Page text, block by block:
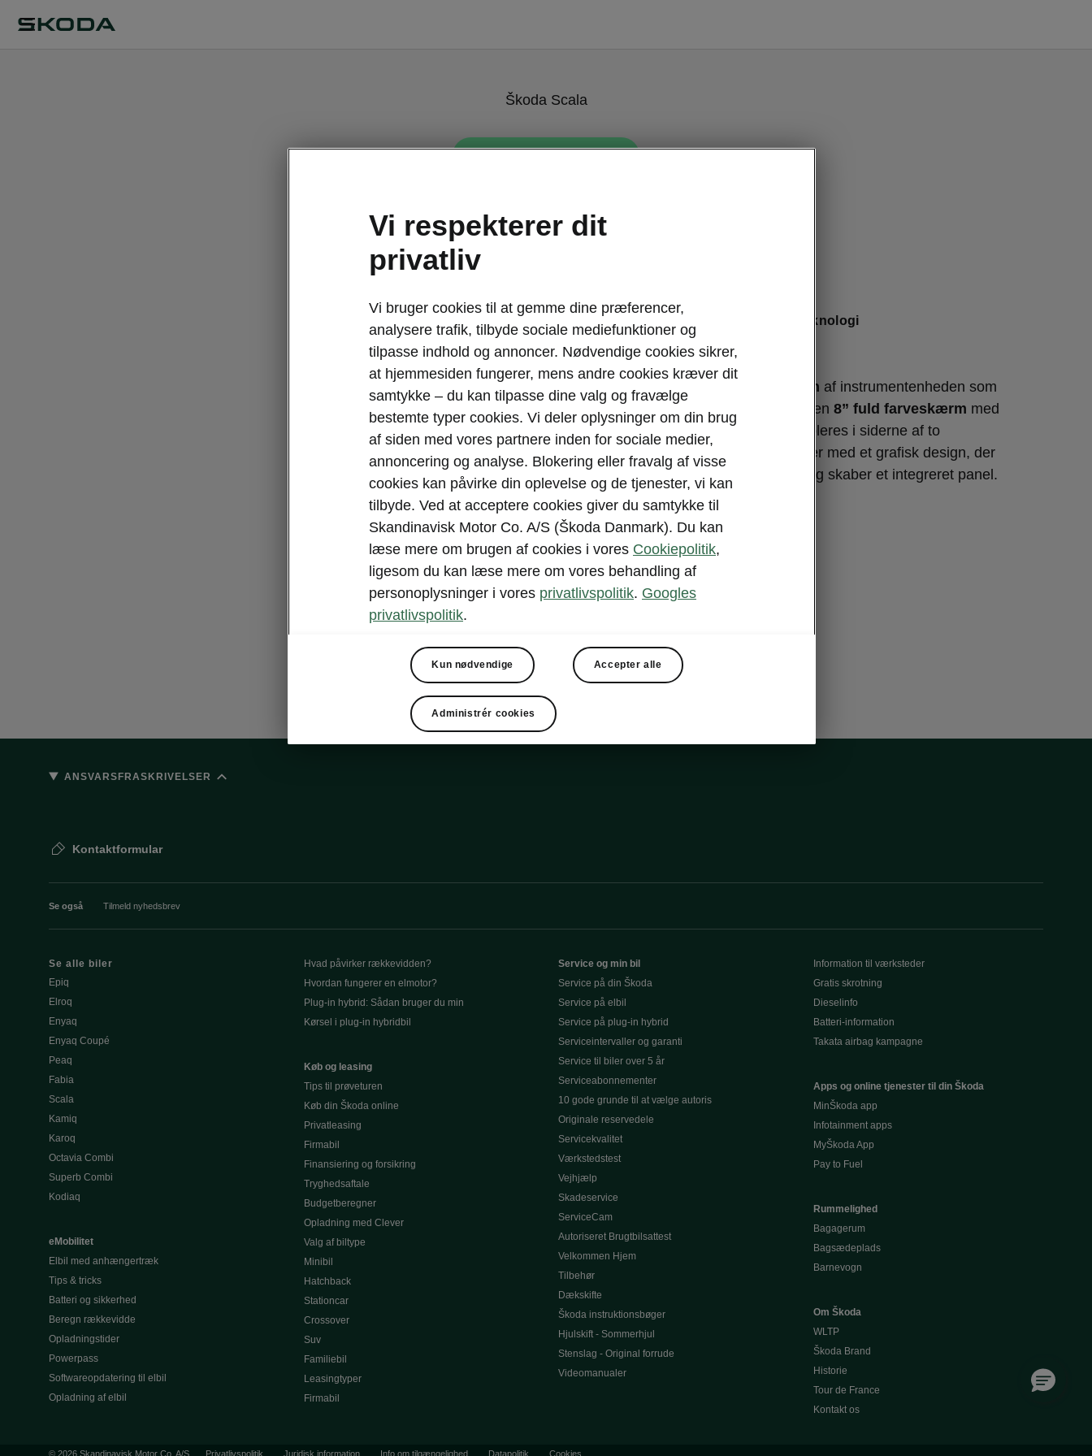
Škoda Scala
Škoda Scalas intelligente teknologi
Digitalt Display
Scala har en digital version af instrumentenheden som
standard. Dette display har en 8” fuld farveskærm med
16 millioner farver. Det suppleres i siderne af to
baggrundsbelyste segmenter med et grafisk design, der
passer perfekt til displayet og skaber et integreret panel.
ANSVARSFRASKRIVELSER
Kontaktformular
Se også Tilmeld nyhedsbrev
Se alle biler
Epiq
Elroq
Enyaq
Enyaq Coupé
Peaq
Fabia
Scala
Kamiq
Karoq
Octavia Combi
Superb Combi
Kodiaq
eMobilitet
Elbil med anhængertræk
Tips & tricks
Batteri og sikkerhed
Beregn rækkevidde
Opladningstider
Powerpass
Softwareopdatering til elbil
Opladning af elbil
Hvad påvirker rækkevidden?
Hvordan fungerer en elmotor?
Plug-in hybrid: Sådan bruger du min
Kørsel i plug-in hybridbil
Køb og leasing
Tips til prøveturen
Køb din Škoda online
Privatleasing
Firmabil
Finansiering og forsikring
Tryghedsaftale
Budgetberegner
Opladning med Clever
Valg af biltype
Minibil
Hatchback
Stationcar
Crossover
Suv
Familiebil
Leasingtyper
Firmabil
Service og min bil
Service på din Škoda
Service på elbil
Service på plug-in hybrid
Serviceintervaller og garanti
Service til biler over 5 år
Serviceabonnementer
10 gode grunde til at vælge autoris
Originale reservedele
Servicekvalitet
Værkstedstest
Vejhjælp
Skadeservice
ServiceCam
Autoriseret Brugtbilsattest
Velkommen Hjem
Tilbehør
Dækskifte
Škoda instruktionsbøger
Hjulskift - Sommerhjul
Stenslag - Original forrude
Videomanualer
Information til værksteder
Gratis skrotning
Dieselinfo
Batteri-information
Takata airbag kampagne
Apps og online tjenester til din Škoda
MinŠkoda app
Infotainment apps
MyŠkoda App
Pay to Fuel
Rummelighed
Bagagerum
Bagsædeplads
Barnevogn
Om Škoda
WLTP
Škoda Brand
Historie
Tour de France
Kontakt os
© 2026 Skandinavisk Motor Co. A/S Privatlivspolitik Juridisk information Info om tilgængelighed Datapolitik Cookies
Vi respekterer dit
privatliv
Vi bruger cookies til at gemme dine præferencer,
analysere trafik, tilbyde sociale mediefunktioner og
tilpasse indhold og annoncer. Nødvendige cookies sikrer,
at hjemmesiden fungerer, mens andre cookies kræver dit
samtykke – du kan tilpasse dine valg og fravælge
bestemte typer cookies. Vi deler oplysninger om din brug
af siden med vores partnere inden for sociale medier,
annoncering og analyse. Blokering eller fravalg af visse
cookies kan påvirke din oplevelse og de tjenester, vi kan
tilbyde. Ved at acceptere cookies giver du samtykke til
Skandinavisk Motor Co. A/S (Škoda Danmark). Du kan
læse mere om brugen af cookies i vores Cookiepolitik,
ligesom du kan læse mere om vores behandling af
personoplysninger i vores privatlivspolitik. Googles
privatlivspolitik.
Kun nødvendige Accepter alle
Administrér cookies